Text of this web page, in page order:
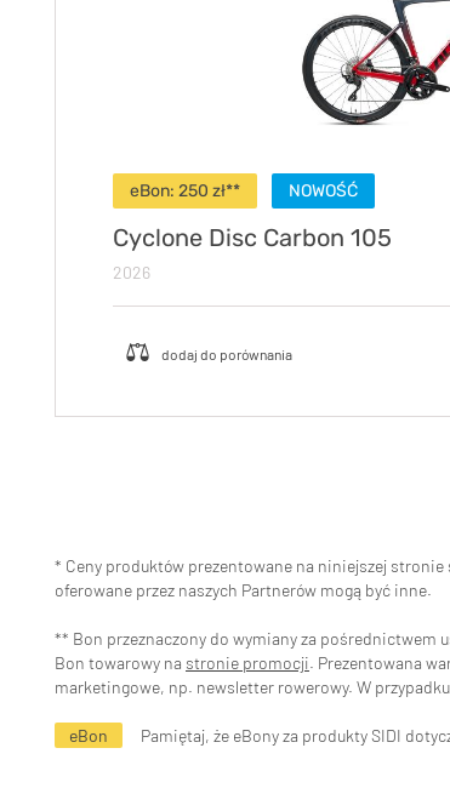
eBon: 250 zł** NOWOŚĆ
Cyclone Disc Carbon 105
2026
* Ceny produktów prezentowane na niniejszej
oferowane przez naszych Partnerów mogą być inne.
** Bon przeznaczony do wymiany za pośrednictwem
Bon towarowy na stronie promocji. Prezentowana
marketingowe, np. newsletter rowerowy. W
eBon Pamiętaj, że eBony za produkty SIDI